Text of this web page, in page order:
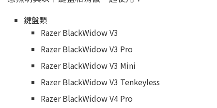
鍵盤類
Razer BlackWidow V3
Razer BlackWidow V3 Pro
Razer BlackWidow V3 Mini
Razer BlackWidow V3 Tenkeyless
Razer BlackWidow V4 Pro